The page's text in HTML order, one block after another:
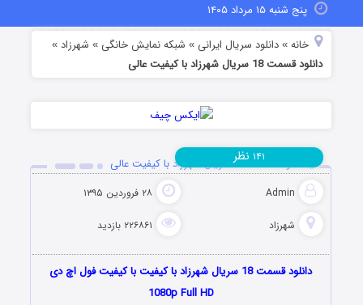
پنج شنبه ۱۵ مرداد ۱۴۰۵
خانه »دانلود سریال ایرانی » شبکه نمایش خانگی » شهرزاد »
دانلود قسمت 18 سریال شهرزاد با کیفیت عالی
دانلود قسمت 18 سریال شهرزاد با کیفیت عالی
Admin ۲۸ فروردین ۱۳۹۵
شهرزاد ۲۲۶۸۶۱ بازدید
۱۴۱ نظر
دانلود قسمت 18 سریال شهرزادبا کیفیت با کیفیت فول اچ دی
1080p Full HD